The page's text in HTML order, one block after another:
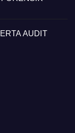
AUDIT